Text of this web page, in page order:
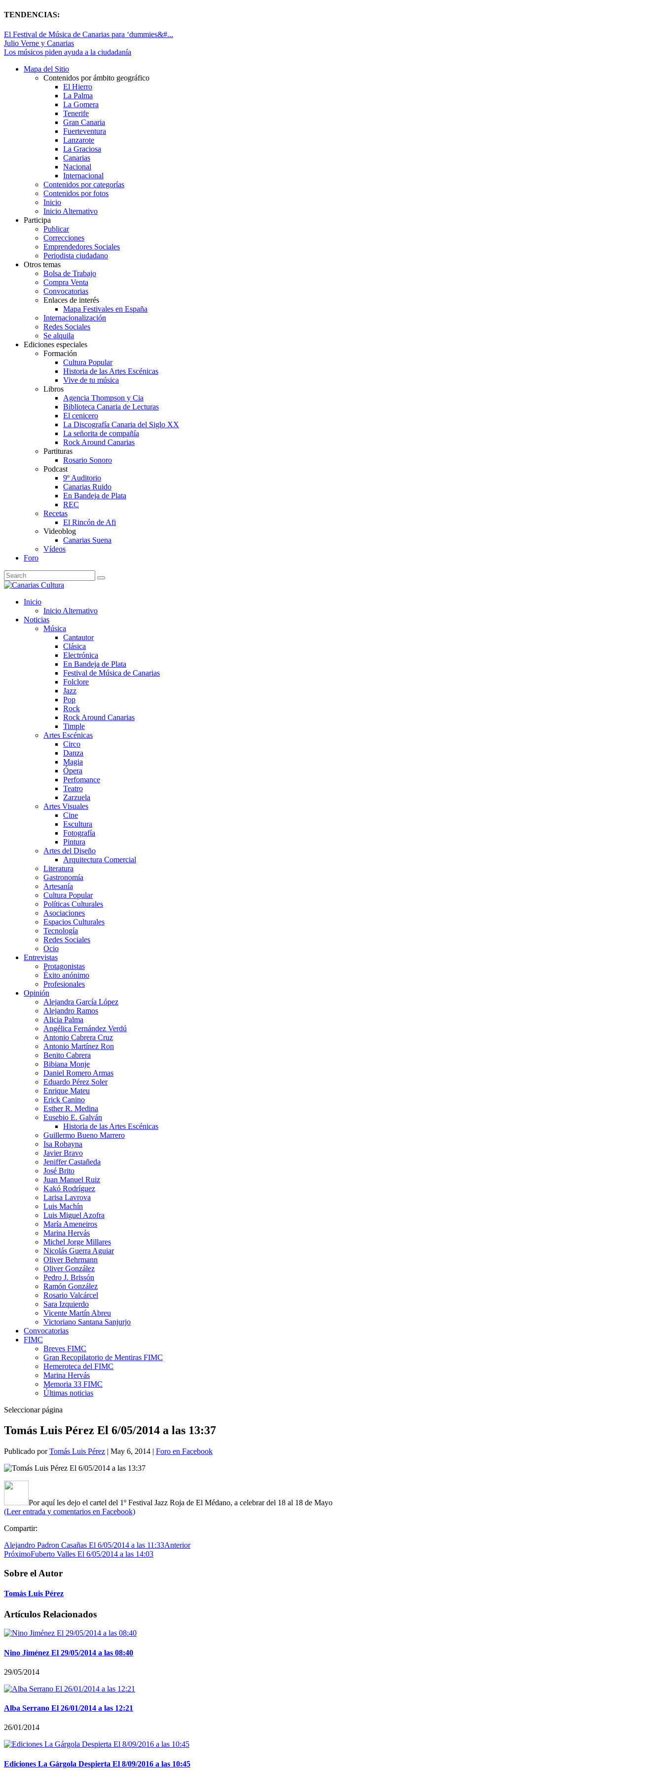
TENDENCIAS:
El Festival de Música de Canarias para ‘dummies&#...
Julio Verne y Canarias
Los músicos piden ayuda a la ciudadanía
Mapa del Sitio
Contenidos por ámbito geográfico
El Hierro
La Palma
La Gomera
Tenerife
Gran Canaria
Fuerteventura
Lanzarote
La Graciosa
Canarias
Nacional
Internacional
Contenidos por categorías
Contenidos por fotos
Inicio
Inicio Alternativo
Participa
Publicar
Correcciones
Emprendedores Sociales
Periodista ciudadano
Otros temas
Bolsa de Trabajo
Compra Venta
Convocatorias
Enlaces de interés
Mapa Festivales en España
Internacionalización
Redes Sociales
Se alquila
Ediciones especiales
Formación
Cultura Popular
Historia de las Artes Escénicas
Vive de tu música
Libros
Agencia Thompson y Cia
Biblioteca Canaria de Lecturas
El cenicero
La Discografía Canaria del Siglo XX
La señorita de compañía
Rock Around Canarias
Partituras
Rosario Sonoro
Podcast
9º Auditorio
Canarias Ruido
En Bandeja de Plata
REC
Recetas
El Rincón de Afi
Videoblog
Canarias Suena
Vídeos
Foro
Inicio
Inicio Alternativo
Noticias
Música
Cantautor
Clásica
Electrónica
En Bandeja de Plata
Festival de Música de Canarias
Folclore
Jazz
Pop
Rock
Rock Around Canarias
Timple
Artes Escénicas
Circo
Danza
Magia
Ópera
Perfomance
Teatro
Zarzuela
Artes Visuales
Cine
Escultura
Fotografía
Pintura
Artes del Diseño
Arquitectura Comercial
Literatura
Gastronomía
Artesanía
Cultura Popular
Políticas Culturales
Asociaciones
Espacios Culturales
Tecnología
Redes Sociales
Ocio
Entrevistas
Protagonistas
Éxito anónimo
Profesionales
Opinión
Alejandra García López
Alejandro Ramos
Alicia Palma
Angélica Fernández Verdú
Antonio Cabrera Cruz
Antonio Martínez Ron
Benito Cabrera
Bibiana Monje
Daniel Romero Armas
Eduardo Pérez Soler
Enrique Mateu
Erick Canino
Esther R. Medina
Eusebio E. Galván
Historia de las Artes Escénicas
Guillermo Bueno Marrero
Isa Robayna
Javier Bravo
Jeniffer Castañeda
José Brito
Juan Manuel Ruiz
Kakó Rodríguez
Larisa Lavrova
Luis Machín
Luis Miguel Azofra
María Ameneiros
Marina Hervás
Michel Jorge Millares
Nicolás Guerra Aguiar
Oliver Behrmann
Oliver González
Pedro J. Brissón
Ramón González
Rosario Valcárcel
Sara Izquierdo
Vicente Martín Abreu
Victoriano Santana Sanjurjo
Convocatorias
FIMC
Breves FIMC
Gran Recopilatorio de Mentiras FIMC
Hemeroteca del FIMC
Marina Hervás
Memoria 33 FIMC
Últimas noticias
Seleccionar página
Tomás Luis Pérez El 6/05/2014 a las 13:37
Publicado porTomás Luis Pérez | May 6, 2014 | Foro en Facebook
Por aquí les dejo el cartel del 1º Festival Jazz Roja de El Médano, a celebrar del 18 al 18 de Mayo
(Leer entrada y comentarios en Facebook)
Compartir:
Alejandro Padron Casañas El 6/05/2014 a las 11:33Anterior
PróximoFuberto Valles El 6/05/2014 a las 14:03
Sobre el Autor
Tomás Luis Pérez
Artículos Relacionados
Nino Jiménez El 29/05/2014 a las 08:40
29/05/2014
Alba Serrano El 26/01/2014 a las 12:21
26/01/2014
Ediciones La Gárgola Despierta El 8/09/2016 a las 10:45